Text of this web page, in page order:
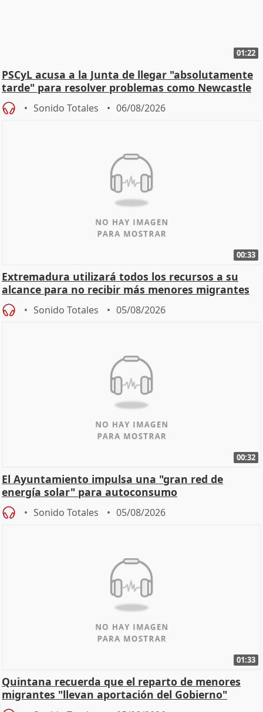
01:22
PSCyL acusa a la Junta de llegar "absolutamente
tarde" para resolver problemas como Newcastle
Sonido Totales 06/08/2026
00:33
Extremadura utilizará todos los recursos a su
alcance para no recibir más menores migrantes
Sonido Totales 05/08/2026
00:32
El Ayuntamiento impulsa una "gran red de
energía solar" para autoconsumo
Sonido Totales 05/08/2026
01:33
Quintana recuerda que el reparto de menores
migrantes "llevan aportación del Gobierno"
central